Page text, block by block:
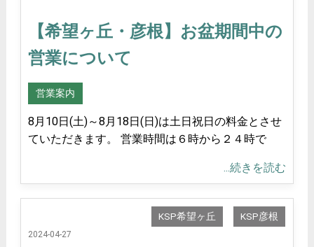
【希望ヶ丘・彦根】お盆期間中の
営業について
営業案内
8月10日(土)～8月18日(日)は土日祝日の料金とさせ
ていただきます。 営業時間は６時から２４時で
...続きを読む
2024-04-27
KSP希望ヶ丘 KSP彦根